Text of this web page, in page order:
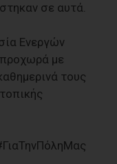
σε αυτά.
Ενεργών
προχωρά με
τους